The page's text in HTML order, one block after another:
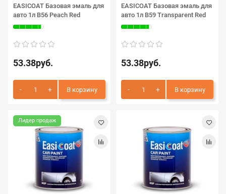
EASICOAT Базовая эмаль для
авто 1л B56 Peach Red
53.38руб.
В корзину
EASICOAT Базовая эмаль для
авто 1л B59 Transparent Red
53.38руб.
В корзину
Лидер продаж